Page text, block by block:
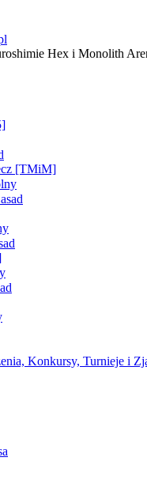
Hex i Monolith
[TMiM]
Konkursy, Turnieje i